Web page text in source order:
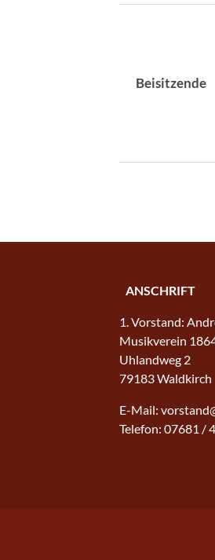
Beisitzende
ANSCHRIFT
1. Vorstand:
Musikverein
Uhlandweg 2
79183 Waldkirch
E-Mail:
Telefon: 07681 /